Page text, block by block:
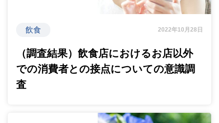
飲食 2022年10月28日
（調査結果）飲食店におけるお店以外
での消費者との接点についての意識調
査